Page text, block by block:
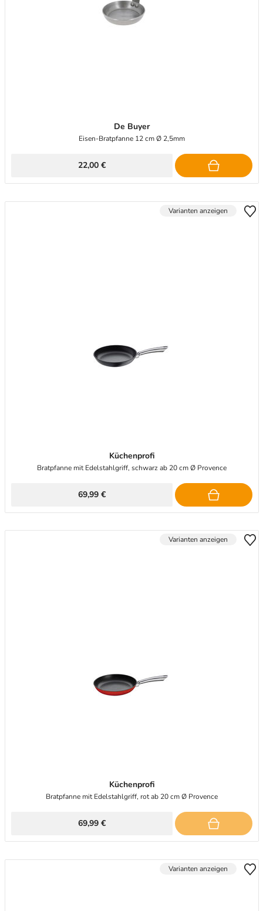
De Buyer
Eisen-Bratpfanne 12 cm Ø 2,5mm
22,00 €
Varianten anzeigen
Küchenprofi
Bratpfanne mit Edelstahlgriff, schwarz ab 20 cm Ø Provence
69,99 €
Varianten anzeigen
Küchenprofi
Bratpfanne mit Edelstahlgriff, rot ab 20 cm Ø Provence
69,99 €
Varianten anzeigen